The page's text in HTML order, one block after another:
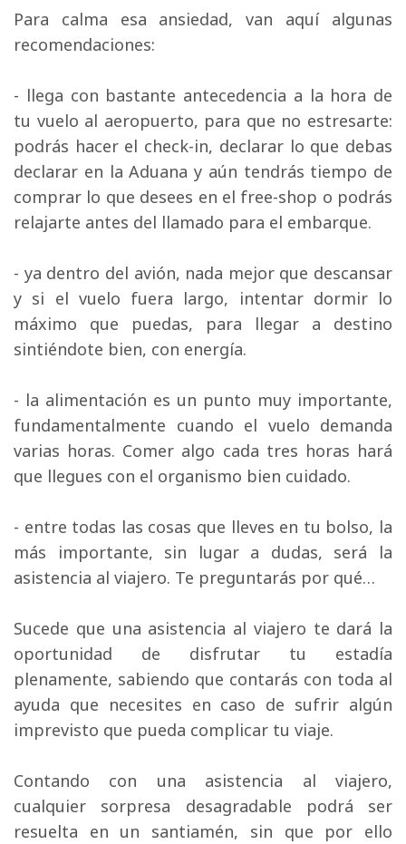
Para calma esa ansiedad, van aquí algunas
recomendaciones:
- llega con bastante antecedencia a la hora de
tu vuelo al aeropuerto, para que no estresarte:
podrás hacer el check-in, declarar lo que debas
declarar en la Aduana y aún tendrás tiempo de
comprar lo que desees en el free-shop o podrás
relajarte antes del llamado para el embarque.
- ya dentro del avión, nada mejor que descansar
y si el vuelo fuera largo, intentar dormir lo
máximo que puedas, para llegar a destino
sintiéndote bien, con energía.
- la alimentación es un punto muy importante,
fundamentalmente cuando el vuelo demanda
varias horas. Comer algo cada tres horas hará
que llegues con el organismo bien cuidado.
- entre todas las cosas que lleves en tu bolso, la
más importante, sin lugar a dudas, será la
asistencia al viajero. Te preguntarás por qué…
Sucede que una asistencia al viajero te dará la
oportunidad de disfrutar tu estadía
plenamente, sabiendo que contarás con toda al
ayuda que necesites en caso de sufrir algún
imprevisto que pueda complicar tu viaje.
Contando con una asistencia al viajero,
cualquier sorpresa desagradable podrá ser
resuelta en un santiamén, sin que por ello